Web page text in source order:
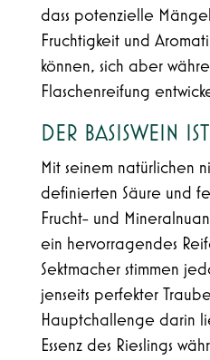
dass potenzielle
Fruchtigkeit und
können, sich aber
Flaschenreifung
DER BASISWEIN
Mit seinem natürlichen
definierten Säure und
Frucht- und
ein hervorragendes
Sektmacher stimmen
jenseits perfekter
Hauptchallenge darin
Essenz des Rieslings